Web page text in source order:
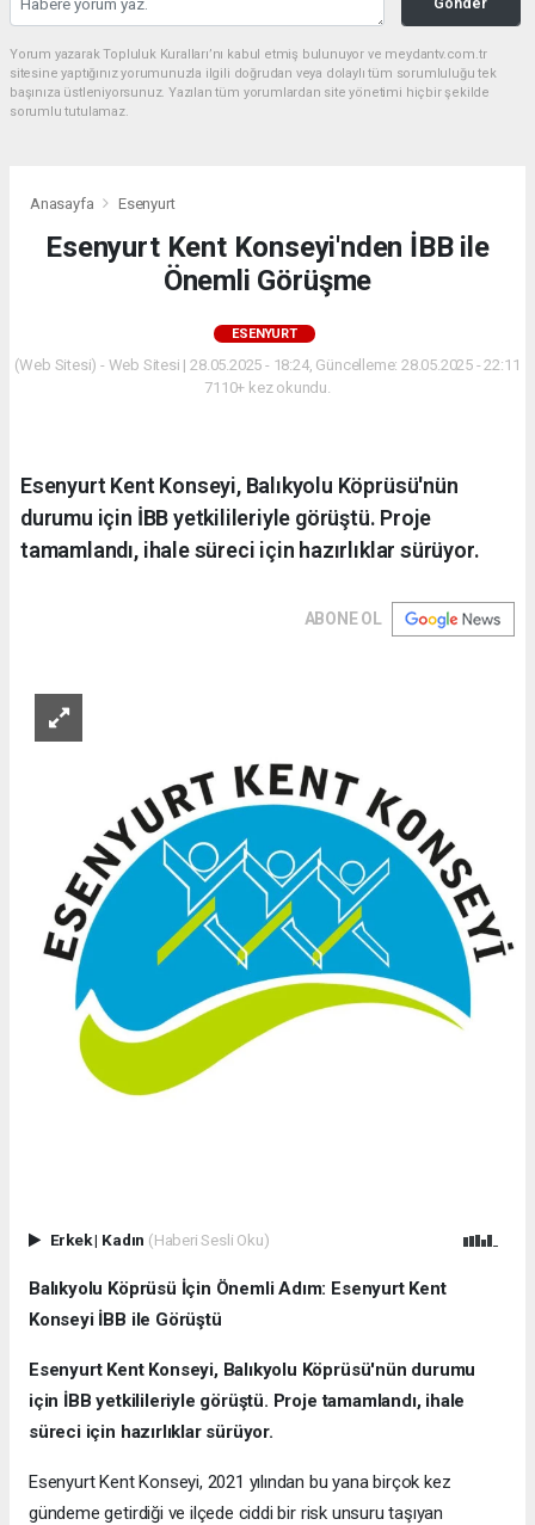
Yorum yazarak Topluluk Kuralları’nı kabul etmiş bulunuyor ve meydantv.com.tr
sitesine yaptığınız yorumunuzla ilgili doğrudan veya dolaylı tüm sorumluluğu tek
başınıza üstleniyorsunuz. Yazılan tüm yorumlardan site yönetimi hiçbir şekilde
sorumlu tutulamaz.
Anasayfa Esenyurt
Esenyurt Kent Konseyi'nden İBB ile
Önemli Görüşme
ESENYURT
(Web Sitesi) - Web Sitesi | 28.05.2025 - 18:24, Güncelleme: 28.05.2025 - 22:11
7110+ kez okundu.
Esenyurt Kent Konseyi, Balıkyolu Köprüsü'nün
durumu için İBB yetkilileriyle görüştü. Proje
tamamlandı, ihale süreci için hazırlıklar sürüyor.
ABONE OL
Erkek| Kadın (Haberi Sesli Oku)
Balıkyolu Köprüsü İçin Önemli Adım: Esenyurt Kent
Konseyi İBB ile Görüştü
Esenyurt Kent Konseyi, Balıkyolu Köprüsü'nün durumu
için İBB yetkilileriyle görüştü. Proje tamamlandı, ihale
süreci için hazırlıklar sürüyor.
Esenyurt Kent Konseyi, 2021 yılından bu yana birçok kez
gündeme getirdiği ve ilçede ciddi bir risk unsuru taşıyan